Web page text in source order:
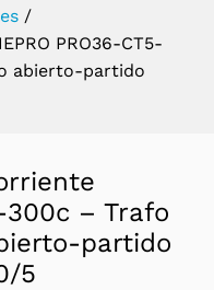
/
PRO36-CT5-
abierto-partido
300c – Trafo
partido
5